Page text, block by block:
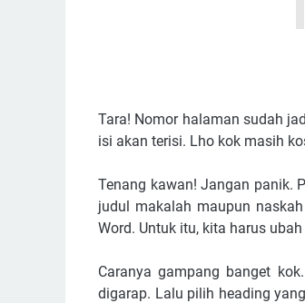
Tara! Nomor halaman sudah
isi akan terisi. Lho kok masih
Tenang kawan! Jangan panik.
judul makalah maupun
Word. Untuk itu, kita harus
Caranya gampang banget
digarap. Lalu pilih heading